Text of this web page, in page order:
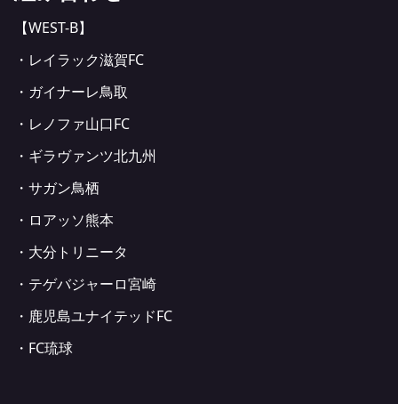
【WEST-B】
・レイラック滋賀FC
・ガイナーレ鳥取
・レノファ山口FC
・ギラヴァンツ北九州
・サガン鳥栖
・ロアッソ熊本
・大分トリニータ
・テゲバジャーロ宮崎
・鹿児島ユナイテッドFC
・FC琉球